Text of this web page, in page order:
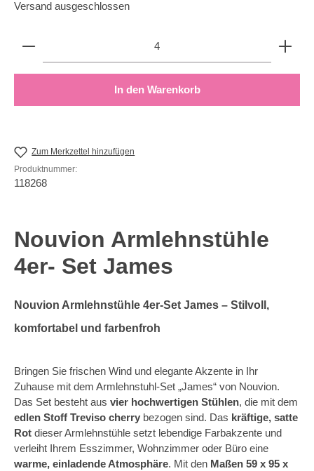
Versand ausgeschlossen
Produkt Anzahl: Gib den gewünschten Wert ein
In den Warenkorb
Zum Merkzettel hinzufügen
Produktnummer:
118268
Nouvion Armlehnstühle
4er- Set James
Nouvion Armlehnstühle 4er-Set James – Stilvoll,
komfortabel und farbenfroh
Bringen Sie frischen Wind und elegante Akzente in Ihr
Zuhause mit dem Armlehnstuhl-Set „James“ von Nouvion.
Das Set besteht aus vier hochwertigen Stühlen, die mit dem
edlen Stoff Treviso cherry bezogen sind. Das kräftige, satte
Rot dieser Armlehnstühle setzt lebendige Farbakzente und
verleiht Ihrem Esszimmer, Wohnzimmer oder Büro eine
warme, einladende Atmosphäre. Mit den Maßen 59 x 95 x